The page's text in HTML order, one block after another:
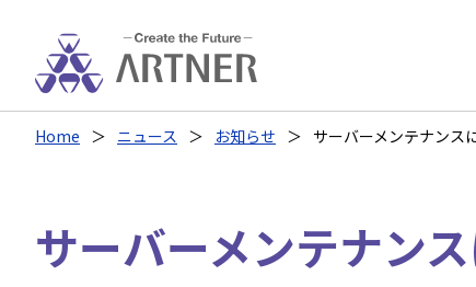
Home ニュース お知らせ サーバーメンテナンス
サーバーメンテナン